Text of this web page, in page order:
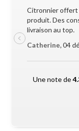
Citronnier offert
produit. Des
livraison au top.
Catherine,04
Une note de